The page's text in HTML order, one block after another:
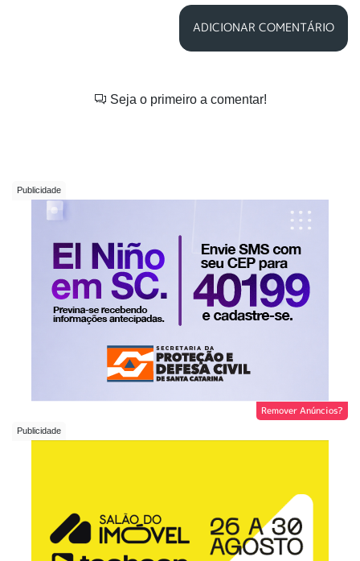
ADICIONAR COMENTÁRIO
Seja o primeiro a comentar!
Remover Anúncios?